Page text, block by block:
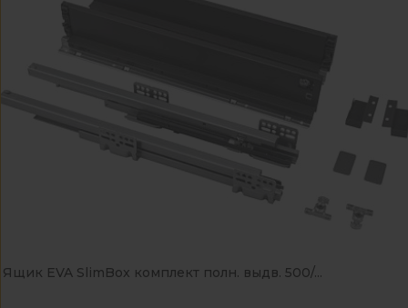
Ящик EVA SlimBox комплект полн. выдв. 500/...